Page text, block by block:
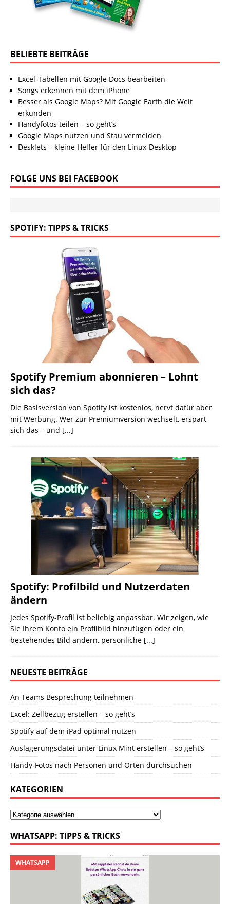
BELIEBTE BEITRÄGE
Excel-Tabellen mit Google Docs bearbeiten
Songs erkennen mit dem iPhone
Besser als Google Maps? Mit Google Earth die Welt
erkunden
Handyfotos teilen – so geht’s
Google Maps nutzen und Stau vermeiden
Desklets – kleine Helfer für den Linux-Desktop
FOLGE UNS BEI FACEBOOK
SPOTIFY: TIPPS & TRICKS
Spotify Premium abonnieren – Lohnt
sich das?
Die Basisversion von Spotify ist kostenlos, nervt dafür aber
mit Werbung. Wer zur Premiumversion wechselt, erspart
sich das – und [...]
Spotify: Profilbild und Nutzerdaten
ändern
Jedes Spotify-Profil ist beliebig anpassbar. Wir zeigen, wie
Sie Ihrem Konto ein Profilbild hinzufügen oder ein
bestehendes Bild ändern, persönliche [...]
NEUESTE BEITRÄGE
An Teams Besprechung teilnehmen
Excel: Zellbezug erstellen – so geht’s
Spotify auf dem iPad optimal nutzen
Auslagerungsdatei unter Linux Mint erstellen – so geht’s
Handy-Fotos nach Personen und Orten durchsuchen
KATEGORIEN
WHATSAPP: TIPPS & TRICKS
WHATSAPP